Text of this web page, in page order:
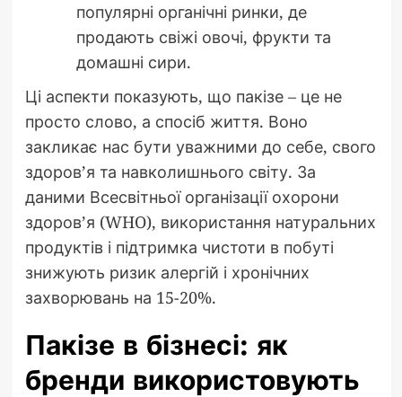
популярні органічні ринки, де
продають свіжі овочі, фрукти та
домашні сири.
Ці аспекти показують, що пакізе – це не
просто слово, а спосіб життя. Воно
закликає нас бути уважними до себе, свого
здоров’я та навколишнього світу. За
даними Всесвітньої організації охорони
здоров’я (WHO), використання натуральних
продуктів і підтримка чистоти в побуті
знижують ризик алергій і хронічних
захворювань на 15-20%.
Пакізе в бізнесі: як
бренди використовують